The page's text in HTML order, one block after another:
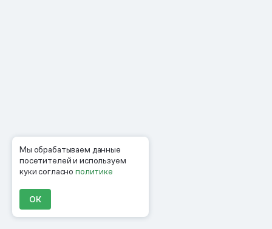
Мы обрабатываем данные
посетителей и используем
куки согласнополитике
ОК